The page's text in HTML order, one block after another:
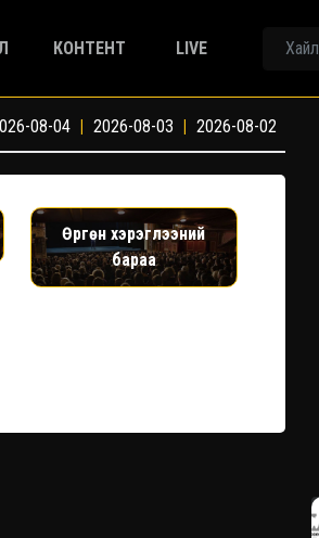
КОНТЕНТ LIVE
08-04 | 2026-08-03 | 2026-08-02
Өргөн хэрэглээний
бараа